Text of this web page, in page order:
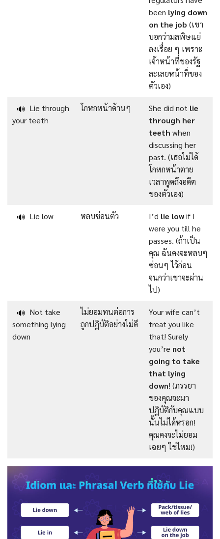
been lying down
on the job (เขา
บอกว่ามลพิษแย่
ลงเรื่อย ๆ เพราะ
เจ้าหน้าที่ของรัฐ
ละเลยหน้าที่ของ
ตัวเอง)
🔊 Lie through
your teeth
โกหกหน้าด้านๆ She did not lie
through her
teeth when
discussing her
past. (เธอไม่ได้
โกหกหน้าตาย
เวลาพูดถึงอดีต
ของตัวเอง)
🔊 Lie low หลบซ่อนตัว I’d lie lowif I
were you till he
passes. (ถ้าเป็น
คุณ ฉันคงจะหลบๆ
ซ่อนๆ ไว้ก่อน
จนกว่าเขาจะผ่าน
ไป)
🔊 Not take
something lying
down
ไม่ยอมทนต่อการ
ถูกปฏิบัติอย่างไม่ดี
Your wife can’t
treat you like
that! Surely
you’re not
going to take
that lying
down! (ภรรยา
ของคุณจะมา
ปฏิบัติกับคุณแบบ
นั้นไม่ได้หรอก!
คุณคงจะไม่ยอม
เฉยๆ ใช่ไหม!)